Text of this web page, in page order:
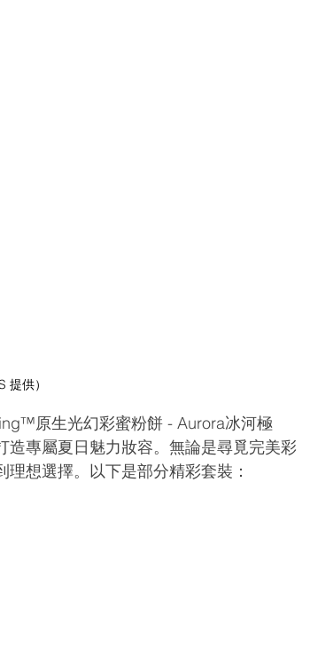
提供）
原生光幻彩蜜粉餅 - Aurora冰河極
專屬夏日魅力妝容。無論是尋覓完美彩
想選擇。以下是部分精彩套裝：